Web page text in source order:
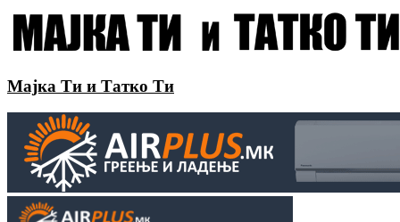
Мајка Ти и Татко Ти